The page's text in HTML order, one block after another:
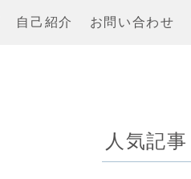
自己紹介 お問い合わせ
人気記事